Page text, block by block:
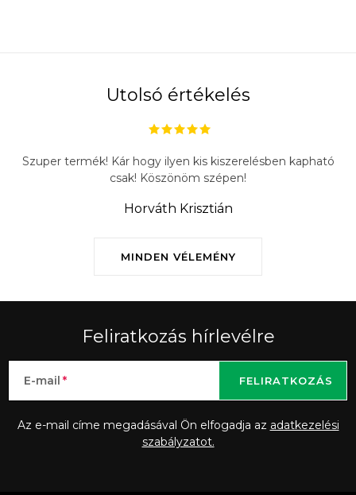
Utolsó értékelés
MINDEN VÉLEMÉNY
Szuper termék! Kár hogy ilyen kis kiszerelésben kapható
csak! Köszönöm szépen!
Horváth Krisztián
Feliratkozás hírlevélre
E-mail
Az e-mail címe megadásával Ön elfogadja az adatkezelési
szabályzatot.
FELIRATKOZÁS